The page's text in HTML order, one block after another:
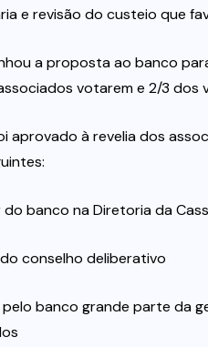
e revisão do custeio que
a proposta ao banco
votarem e 2/3
aprovado à revelia dos
do banco na Diretoria da
conselho deliberativo
pelo banco grande parte da